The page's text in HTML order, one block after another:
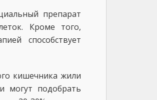
препарат
Кроме того,
способствует
кишечника жили
могут подобрать